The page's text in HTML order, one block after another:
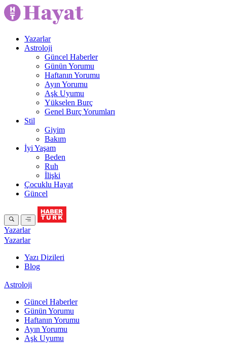
Yazarlar
Astroloji
Güncel Haberler
Günün Yorumu
Haftanın Yorumu
Ayın Yorumu
Aşk Uyumu
Yükselen Burç
Genel Burç Yorumları
Stil
Giyim
Bakım
İyi Yaşam
Beden
Ruh
İlişki
Çocuklu Hayat
Güncel
Yazarlar
Yazarlar
Yazı Dizileri
Blog
Astroloji
Güncel Haberler
Günün Yorumu
Haftanın Yorumu
Ayın Yorumu
Aşk Uyumu